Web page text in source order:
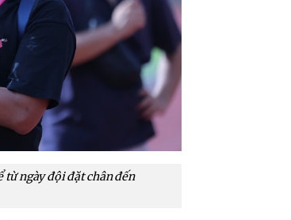
từ ngày đội đặt chân đến